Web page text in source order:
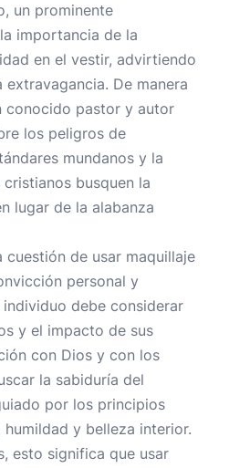
un prominente
importancia de la
en el vestir, advirtiendo
De manera
conocido pastor y autor
los peligros de
mundanos y la
busquen la
lugar de la alabanza
cuestión de usar maquillaje
personal y
debe considerar
y el impacto de sus
con Dios y con los
la sabiduría del
por los principios
y belleza interior.
esto significa que usar